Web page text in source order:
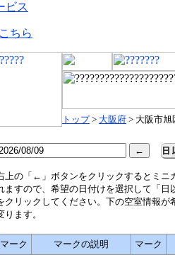
ビス
ちら
トップ> 大阪府 > 大阪市旭
上の「←」ボタンをクリックするとミニ
ますので、希望の日付けを選択して「日
クリックしてください。下の空室情報が
ります。
マーク マークの説明
マーク